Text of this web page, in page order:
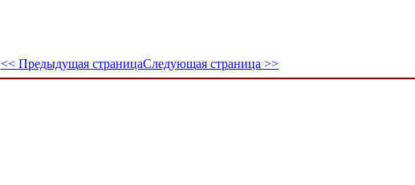
<< Предыдущая страницаСледующая страница >>